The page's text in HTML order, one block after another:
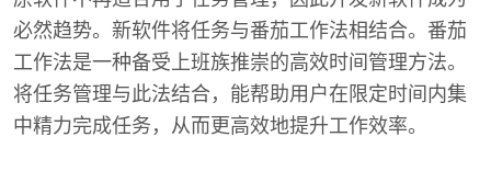
必然趋势。新软件将任务与番茄工作法相结合。番茄
工作法是一种备受上班族推崇的高效时间管理方法。
将任务管理与此法结合，能帮助用户在限定时间内集
中精力完成任务，从而更高效地提升工作效率。